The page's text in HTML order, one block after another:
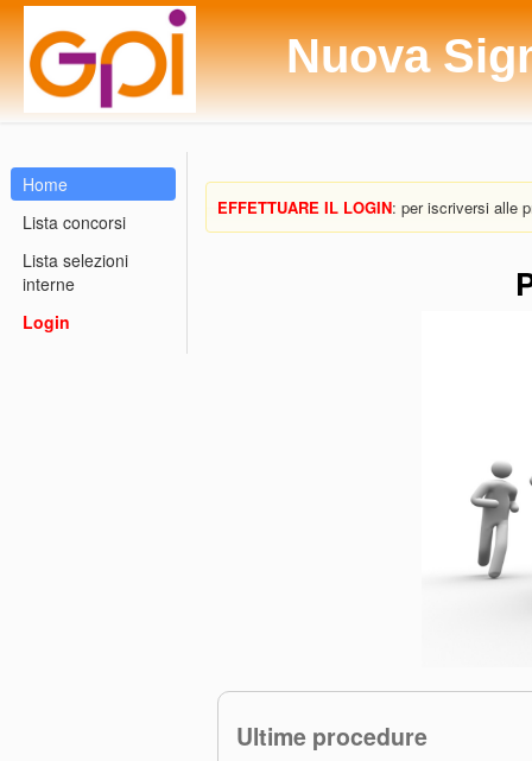
Nuova
Home
Lista concorsi
Lista selezioni
interne
Login
EFFETTUARE IL LOGIN: per iscriversi alle
Ultime procedure